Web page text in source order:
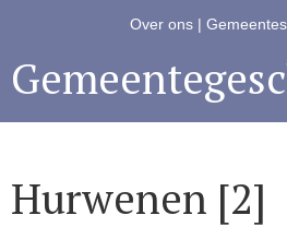
Over ons |
Hurwenen [2]